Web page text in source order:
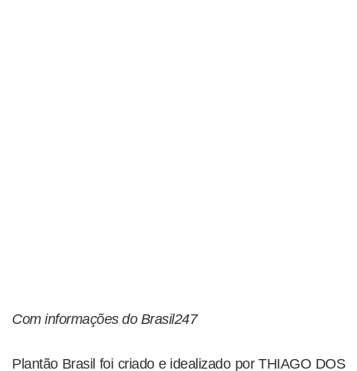
Com informações do Brasil247
Plantão Brasil foi criado e idealizado por THIAGO DOS